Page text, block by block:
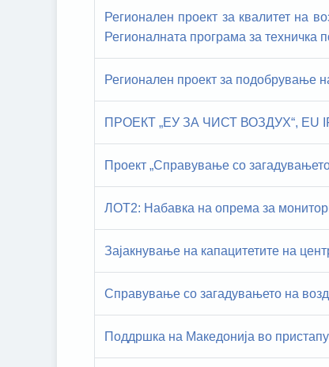
Регионален проект за квалитет на
Регионалната програма за техничка
Регионален проект за подобрување
ПРОЕКТ „ЕУ ЗА ЧИСТ ВОЗДУХ“, EU
Проект „Справување со
ЛОТ2: Набавка на опрема за
Зајакнување на капацитетите на
Справување со загадувањето на
Поддршка на Македонија во